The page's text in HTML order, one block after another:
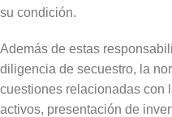
su condición.
Además de estas
diligencia de secuestro, la
cuestiones relacionadas con
activos, presentación de